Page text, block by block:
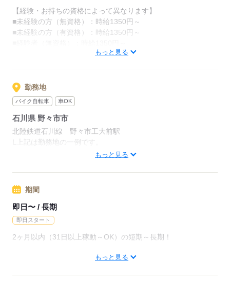
【経験・お持ちの資格によって異なります】
■未経験の方（無資格）：時給1350円～
■未経験の方（有資格）：時給1350円～
■経験者（有資格）：時給1400円～
※22時～翌5時の就労は深夜時給適用
※お給料は最短で週払いOK！（規定有）
※残業代は別途全額支給
【月給例】
月給237600円（月22日勤務・実働1日8h）
※未経験の方（無資格）：時給1350円で算出した場合となりま
※交通費全額支給（派遣先による）
※車通勤OK/規定あり
応募する
もっと見る
勤務地
バイク自転車 車OK
石川県 野々市市
北陸鉄道石川線 野々市工大前駅
L上記は勤務地の一例です。
【他勤務先例】入居施設、デイサービス、ショートステイ、ク
もっと見る
期間
即日〜 / 長期
即日スタート
2ヶ月以内（31日以上稼動～OK）の短期～長期！
"今の仕事を辞めてからで大丈夫？"
もっと見る